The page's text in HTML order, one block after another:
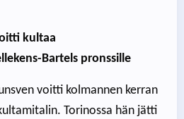
kultaa
Bartels pronssille
voitti kolmannen kerran
Torinossa hän jätti